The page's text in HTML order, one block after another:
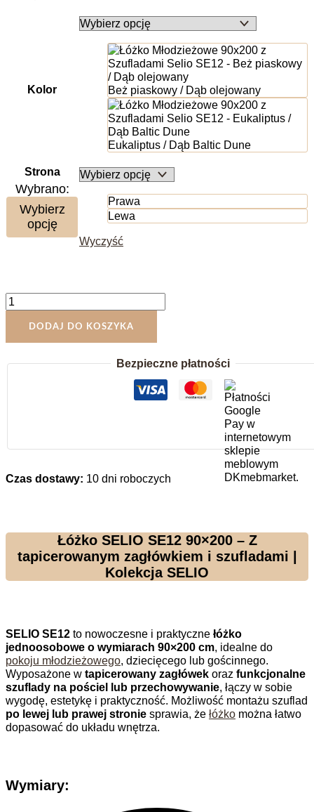
Kolor Beż piaskowy / Dąb olejowany
Eukaliptus / Dąb Baltic Dune
Strona
Wybrano:
Wybierz
opcję
Prawa
Lewa
Wyczyść
ilość
Łóżko
Młodzieżowe
Szufladami
DODAJ DO KOSZYKA
Bezpieczne płatności
Czas dostawy: 10 dni roboczych
Łóżko SELIO SE12 90×200 – Z
tapicerowanym zagłówkiem i szufladami |
Kolekcja SELIO
SELIO SE12 to nowoczesne i praktyczne łóżko
jednoosobowe o wymiarach 90×200 cm, idealne do
pokoju młodzieżowego, dziecięcego lub gościnnego.
Wyposażone w tapicerowany zagłówek oraz funkcjonalne
szuflady na pościel lub przechowywanie, łączy w sobie
wygodę, estetykę i praktyczność. Możliwość montażu szuflad
po lewej lub prawej stronie sprawia, że łóżko można łatwo
dopasować do układu wnętrza.
Wymiary: